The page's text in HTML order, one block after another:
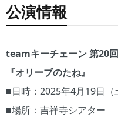
公演情報
teamキーチェーン 第20
『オリーブのたね』
■日時：2025年4月19日（
■場所：吉祥寺シアター